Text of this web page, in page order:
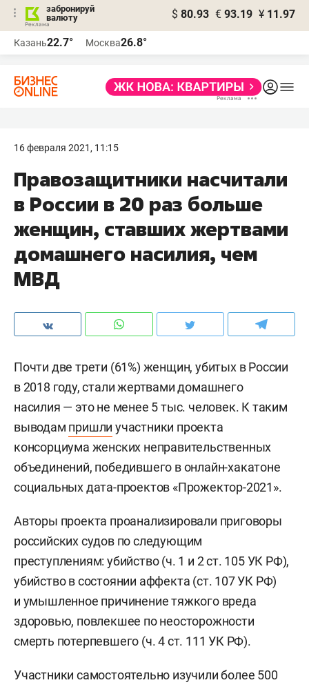
забронируй
валюту
$ 80.93 € 93.19 ¥ 11.97
Казань22.7° Москва26.8°
16 февраля 2021, 11:15
Правозащитники насчитали
в России в 20 раз больше
женщин, ставших жертвами
домашнего насилия, чем
МВД
Почти две трети (61%) женщин, убитых в России
в 2018 году, стали жертвами домашнего
насилия — это не менее 5 тыс. человек. К таким
выводам пришли участники проекта
консорциума женских неправительственных
объединений, победившего в онлайн-хакатоне
социальных дата-проектов «Прожектор-2021».
Авторы проекта проанализировали приговоры
российских судов по следующим
преступлениям: убийство (ч. 1 и 2 ст. 105 УК РФ),
убийство в состоянии аффекта (ст. 107 УК РФ)
и умышленное причинение тяжкого вреда
здоровью, повлекшее по неосторожности
смерть потерпевшего (ч. 4 ст. 111 УК РФ).
Участники самостоятельно изучили более 500